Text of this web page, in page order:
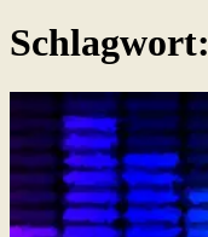
Schlagwort: